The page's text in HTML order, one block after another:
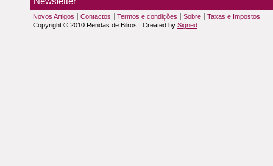
Novos Artigos Contactos Termos e condições Sobre
Taxas e Impostos
Copyright © 2010 Rendas de Bilros | Created by Signed